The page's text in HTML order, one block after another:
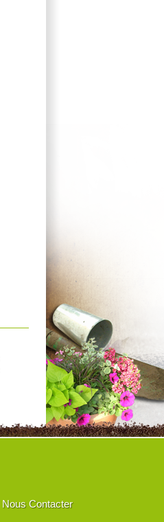
Nous Contacter